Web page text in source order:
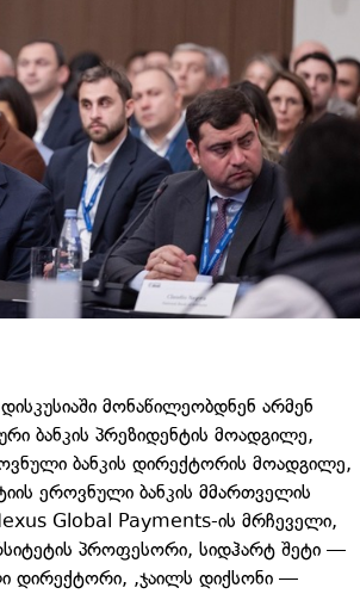
მონაწილეობდნენ არმენ
ბანკის პრეზიდენტის მოადგილე,
ბანკის დირექტორის მოადგილე,
ეროვნული ბანკის მმართველის
Global Payments-ის მრჩეველი,
პროფესორი, სიდჰარტ შეტი —
დირექტორი, ,ჯაილს დიქსონი —